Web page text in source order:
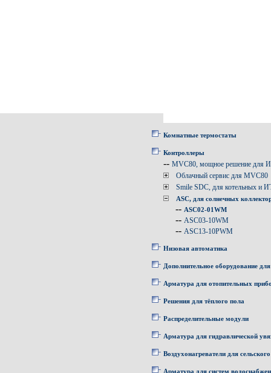
Комнатные термостаты
Контроллеры
-- MVC80, мощное решение для
Облачный сервис для MVC80
Smile SDC, для котельных и
ASC, для солнечных
-- ASC02-01WM
-- ASC03-10WM
-- ASC13-10PWM
Низовая автоматика
Дополнительное оборудование
Арматура для отопительных
Решения для тёплого пола
Распределительные модули
Арматура для гидравлической
Воздухонагреватели для
Арматура для систем